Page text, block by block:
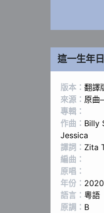
這一生年日
版本： 翻譯
來源： 原曲
專輯：
作曲： Billy
Jessica
譯詞： Zita
編曲：
原唱：
年份： 2020
語言： 粵語
原調： B